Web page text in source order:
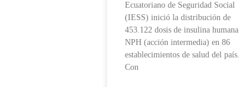
Ecuatoriano de Seguridad Social
(IESS) inició la distribución de
453.122 dosis de insulina humana
NPH (acción intermedia) en 86
establecimientos de salud del país.
Con